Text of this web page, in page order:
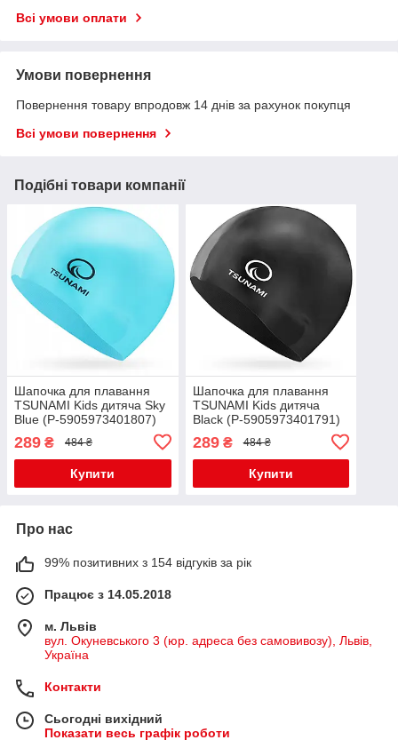
Всі умови оплати
Умови повернення
Повернення товару впродовж 14 днів за рахунок покупця
Всі умови повернення
Подібні товари компанії
Шапочка для плавання
TSUNAMI Kids дитяча Sky
Blue (P-5905973401807)
289 ₴ 484 ₴
Купити
Шапочка для плавання
TSUNAMI Kids дитяча
Black (P-5905973401791)
289₴ 484 ₴
Купити
Про нас
99% позитивних з 154 відгуків за рік
Працює з 14.05.2018
м. Львів
вул. Окуневського 3 (юр. адреса без самовивозу), Львів,
Україна
Контакти
Сьогодні вихідний
Показати весь графік роботи